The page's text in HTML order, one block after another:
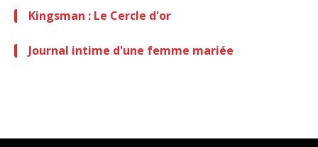
Kingsman : Le Cercle d'or
Journal intime d'une femme mariée